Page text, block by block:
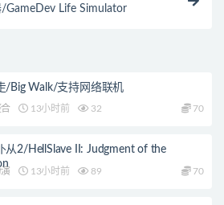
GameDev Life Simulator
/Big Walk/支持网络联机
13小时前 32 70
从2/HellSlave II: Judgment of the
13小时前 89 70